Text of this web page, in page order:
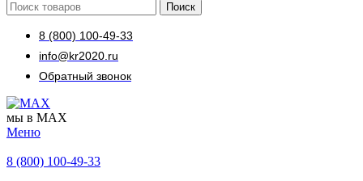
Поиск
8 (800) 100-49-33
info@kr2020.ru
Обратный звонок
мы в MAX
Меню
8 (800) 100-49-33